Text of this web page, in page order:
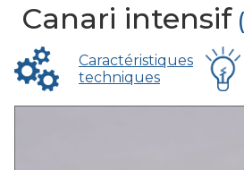
Canari intensif
Caractéristiques
techniques